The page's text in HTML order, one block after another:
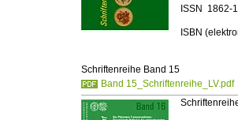
ISSN 1862-
ISBN
Schriftenreihe Band 15
Band 15_Schriftenreihe_LV.pdf